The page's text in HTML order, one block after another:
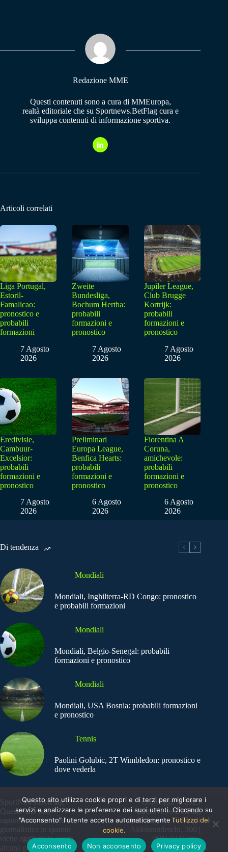
pp m
Redazione MME
Questi contenuti sono a cura di MMEuropa,
realtà editoriale che su Sportnews.BetFlag cura e
sviluppa contenuti di informazione sportiva.
Articoli correlati
Liga Portugal,
Estoril-
Famalicao:
pronostico e
probabili
formazioni
7 Agosto
2026
Zweite
Bundesliga,
Bochum Hertha:
probabili
formazioni e
pronostico
7 Agosto
2026
Jupiler League,
Club Brugge
Kortrijk:
probabili
formazioni e
pronostico
7 Agosto
2026
Eredivisie,
Cambuur-
Excelsior:
probabili
formazioni e
pronostico
7 Agosto
2026
Preliminari
Europa League,
Benfica Hearts:
probabili
formazioni e
pronostico
6 Agosto
2026
Fiorentina A
Coruna,
amichevole:
probabili
formazioni e
pronostico
6 Agosto
2026
Di tendenza
Mondiali
Mondiali, Inghilterra-RD Congo: pronostico
e probabili formazioni
Mondiali
Mondiali, Belgio-Senegal: probabili
formazioni e pronostico
Mondiali
Mondiali, USA Bosnia: probabili formazioni
e pronostico
Tennis
Paolini Golubic, 2T Wimbledon: pronostico e
dove vederla
SportNews.BetFlag -
Questo sito non
rappresenta una testata
giornalistica in quanto
viene aggiornato senza
alcuna periodicità
Copyright © 2025
SportNews BetFlag
Sede Legale: Via degli
Aldobrandeschi, 300 |
00163 | Roma
Questo sito utilizza cookie propri e di terzi per migliorare i
servizi e analizzare le preferenze dei suoi utenti. Cliccando su
"Acconsento" l'utente accetta automaticamente l'utilizzo dei
cookie.
Acconsento
Non acconsento Privacy policy